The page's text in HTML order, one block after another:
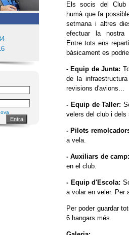
Els socis del Club
humà que fa
setmana i altres
efectuar la
Entre tots ens
bàsicament es
- Equip de Junta:
de la
revisions d'avions...
- Equip de Taller:
velers del club i dels
- Pilots
a vela.
- Auxiliars de camp:
en el club.
- Equip d'Escola:
a volar en veler. Per
Per poder guardar
6 hangars més.